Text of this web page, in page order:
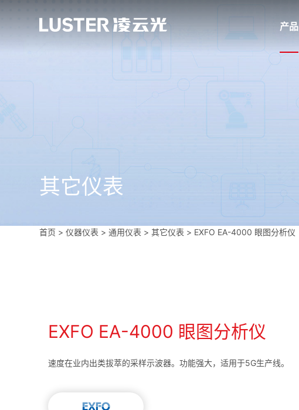
产品
其它仪表
首页 >仪器仪表 >通用仪表 >其它仪表 > EXFO EA-4000 眼图分析仪
EXFO EA-4000 眼图分析仪
速度在业内出类拔萃的采样示波器。功能强大，适用于5G生产线。